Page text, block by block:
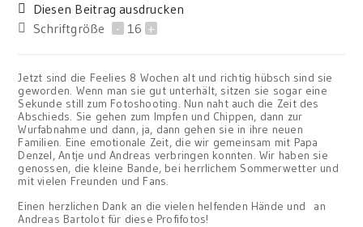
Diesen Beitrag ausdrucken
Schriftgröße
- 16 +
Jetzt sind die Feelies 8 Wochen alt und richtig hübsch sind sie
geworden. Wenn man sie gut unterhält, sitzen sie sogar eine
Sekunde still zum Fotoshooting. Nun naht auch die Zeit des
Abschieds. Sie gehen zum Impfen und Chippen, dann zur
Wurfabnahme und dann, ja, dann gehen sie in ihre neuen
Familien. Eine emotionale Zeit, die wir gemeinsam mit Papa
Denzel, Antje und Andreas verbringen konnten. Wir haben sie
genossen, die kleine Bande, bei herrlichem Sommerwetter und
mit vielen Freunden und Fans.
Einen herzlichen Dank an die vielen helfenden Hände und an
Andreas Bartolot für diese Profifotos!